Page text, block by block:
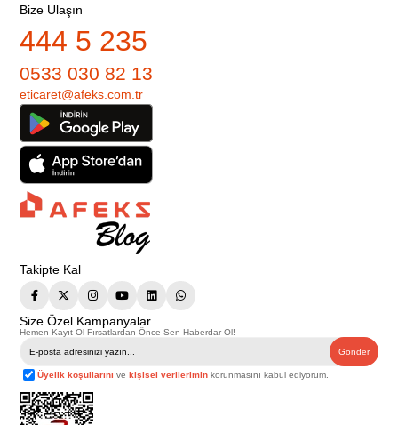
Bize Ulaşın
444 5 235
0533 030 82 13
eticaret@afeks.com.tr
Takipte Kal
Size Özel Kampanyalar
Hemen Kayıt Ol Fırsatlardan Önce Sen Haberdar Ol!
Gönder
Üyelik koşullarını vekişisel verilerimin korunmasını kabul ediyorum.